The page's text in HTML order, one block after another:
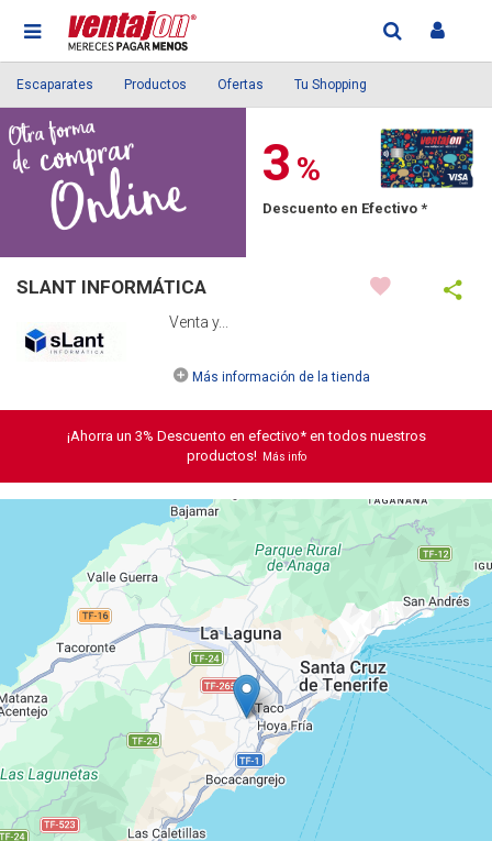
Escaparates Productos Ofertas Tu Shopping
3 %
Descuento en Efectivo *
SLANT INFORMÁTICA
Venta y...
Más información de la tienda
¡Ahorra un 3% Descuento en efectivo* en todos nuestros
productos!
Más info